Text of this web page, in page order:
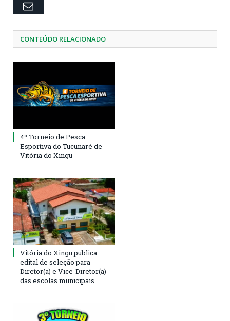
Email
CONTEÚDO RELACIONADO
4º Torneio de Pesca
Esportiva do Tucunaré de
Vitória do Xingu
Vitória do Xingu publica
edital de seleção para
Diretor(a) e Vice-Diretor(a)
das escolas municipais